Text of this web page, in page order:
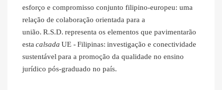
esforço e compromisso conjunto filipino-europeu: uma
relação de colaboração orientada para a
união. R.S.D. representa os elementos que pavimentarão
estacalsada UE - Filipinas: investigação e conectividade
sustentável para a promoção da qualidade no ensino
jurídico pós-graduado no país.